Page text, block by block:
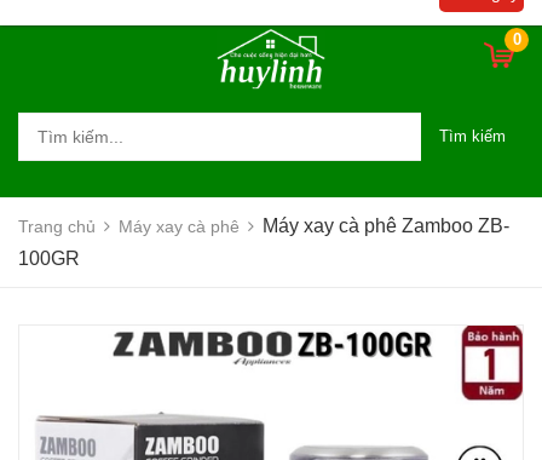
0
Tìm kiếm
Trang chủ Máy xay cà phê
Máy xay cà phê Zamboo ZB-
100GR